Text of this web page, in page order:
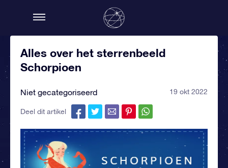
Alles over het sterrenbeeld
Schorpioen
Niet gecategoriseerd 19 okt 2022
Deel dit artikel